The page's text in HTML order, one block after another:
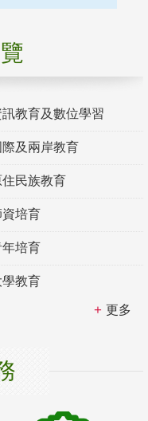
訊教育及數位學習
際及兩岸教育
住民族教育
資培育
年培育
學教育
更多